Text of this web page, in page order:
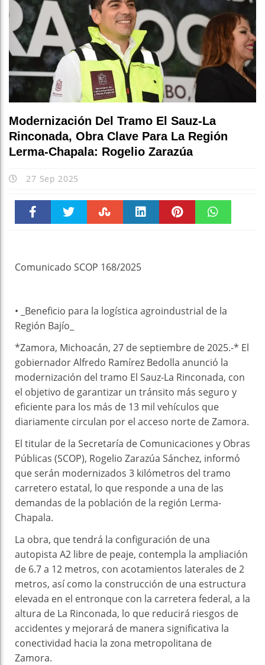
Modernización Del Tramo El Sauz-La
Rinconada, Obra Clave Para La Región
Lerma-Chapala: Rogelio Zarazúa
27 Sep 2025
Comunicado SCOP 168/2025
• _Beneficio para la logística agroindustrial de la
Región Bajío_
*Zamora, Michoacán, 27 de septiembre de 2025.-* El
gobiernador Alfredo Ramírez Bedolla anunció la
modernización del tramo El Sauz-La Rinconada, con
el objetivo de garantizar un tránsito más seguro y
eficiente para los más de 13 mil vehículos que
diariamente circulan por el acceso norte de Zamora.
El titular de la Secretaría de Comunicaciones y Obras
Públicas (SCOP), Rogelio Zarazúa Sánchez, informó
que serán modernizados 3 kilómetros del tramo
carretero estatal, lo que responde a una de las
demandas de la población de la región Lerma-
Chapala.
La obra, que tendrá la configuración de una
autopista A2 libre de peaje, contempla la ampliación
de 6.7 a 12 metros, con acotamientos laterales de 2
metros, así como la construcción de una estructura
elevada en el entronque con la carretera federal, a la
altura de La Rinconada, lo que reducirá riesgos de
accidentes y mejorará de manera significativa la
conectividad hacia la zona metropolitana de
Zamora.